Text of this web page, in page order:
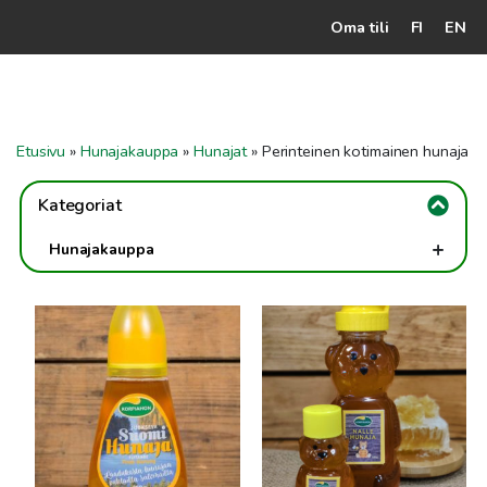
Oma tili FI EN
Mehiläistarhaaja
Yhteydenotto
Ohjeet ja vinkit
Etusivu » Hunajakauppa »Hunajat» Perinteinen kotimainen hunaja
Kategoriat
Hunajakauppa +
Perinteinen kotimainen hunaja
Maustetut hunajat
Hunajaherkut
Luonnon apteekki
Tällä
tuotteella
on
useampi
muunnelma.
Voit
tehdä
Tällä
tuotteella
on
muunnelma.
Voit
tehdä